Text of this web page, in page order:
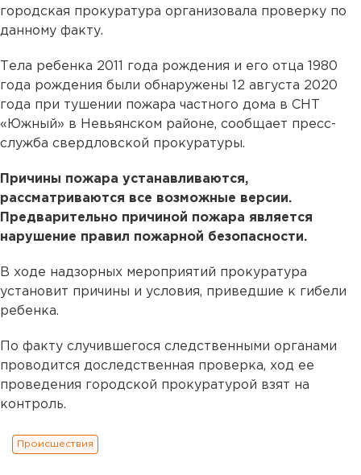
городская прокуратура организовала проверку по
данному факту.
Тела ребенка 2011 года рождения и его отца 1980
года рождения были обнаружены 12 августа 2020
года при тушении пожара частного дома в СНТ
«Южный» в Невьянском районе, сообщает пресс-
служба свердловской прокуратуры.
Причины пожара устанавливаются,
рассматриваются все возможные версии.
Предварительно причиной пожара является
нарушение правил пожарной безопасности.
В ходе надзорных мероприятий прокуратура
установит причины и условия, приведшие к гибели
ребенка.
По факту случившегося следственными органами
проводится доследственная проверка, ход ее
проведения городской прокуратурой взят на
контроль.
Происшествия